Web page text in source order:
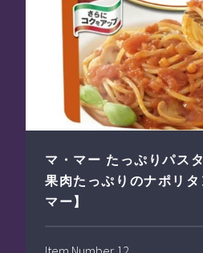
マ・マー たっぷりパス
果肉たっぷりのナポリ
マー】